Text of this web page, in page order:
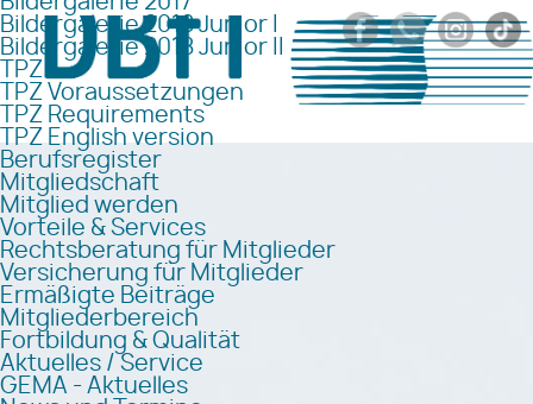
Bildergalerie 2018 Junior I
Bildergalerie 2018 Junior II
TPZ
TPZ Voraussetzungen
TPZ Requirements
TPZ English version
Berufsregister
Mitgliedschaft
Mitglied werden
Vorteile & Services
Rechtsberatung für Mitglieder
Versicherung für Mitglieder
Ermäßigte Beiträge
Mitgliederbereich
Fortbildung & Qualität
Aktuelles / Service
GEMA - Aktuelles